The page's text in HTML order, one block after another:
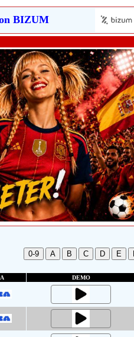
BIZUM
DEMO